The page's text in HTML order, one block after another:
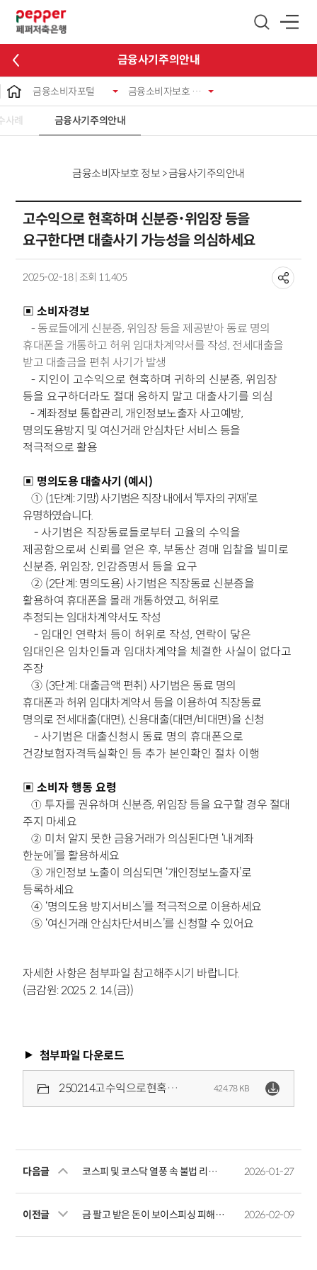
금융사기주의안내
금융소비자포털 금융소비자보호 정보
사례 금융사기주의안내
금융소비자보호 정보 > 금융사기주의안내
고수익으로 현혹하며 신분증･위임장 등을
요구한다면 대출사기 가능성을 의심하세요
2025-02-18 | 조회 11,405
▣ 소비자경보
- 동료들에게 신분증, 위임장 등을 제공받아 동료 명의
휴대폰을 개통하고 허위 임대차계약서를 작성, 전세대출을
받고 대출금을 편취 사기가 발생
- 지인이 고수익으로 현혹하며 귀하의 신분증, 위임장
등을 요구하더라도 절대 응하지 말고 대출사기를 의심
-계좌정보 통합관리, 개인정보노출자 사고예방,
명의도용방지 및 여신거래 안심차단 서비스 등을
적극적으로 활용
▣ 명의도용 대출사기 (예시)
① (1단계: 기망) 사기범은 직장 내에서 ‘투자의 귀재’로
유명하였습니다.
- 사기범은 직장동료들로부터 고율의 수익을
제공함으로써 신뢰를 얻은 후, 부동산 경매 입찰을 빌미로
신분증, 위임장, 인감증명서 등을 요구
② (2단계: 명의도용) 사기범은 직장동료 신분증을
활용하여 휴대폰을 몰래 개통하였고, 허위로
추정되는 임대차계약서도 작성
- 임대인 연락처 등이 허위로 작성, 연락이 닿은
임대인은 임차인들과 임대차계약을 체결한 사실이 없다고
주장
③ (3단계: 대출금액 편취) 사기범은 동료 명의
휴대폰과허위 임대차계약서 등을 이용하여 직장동료
명의로 전세대출(대면), 신용대출(대면/비대면)을 신청
- 사기범은 대출신청시 동료 명의 휴대폰으로
건강보험자격득실확인 등 추가 본인확인 절차 이행
▣ 소비자 행동 요령
① 투자를 권유하며 신분증, 위임장 등을 요구할 경우 절대
주지 마세요
② 미처 알지 못한 금융거래가 의심된다면 ‘내계좌
한눈에’를 활용하세요
③ 개인정보 노출이 의심되면 ‘개인정보노출자’로
등록하세요
④ ‘명의도용 방지서비스’를 적극적으로 이용하세요
⑤ ‘여신거래 안심차단서비스’를 신청할 수 있어요
자세한 사항은 첨부파일 참고해주시기 바랍니다.
(금감원: 2025. 2. 14.(금))
첨부파일 다운로드
250214고수익으로현혹하며신분증위임장등을요구한다면대출사기가능성을의심하세요.pdf 424.78 KB
다음글 코스피 및 코스닥 열풍 속 불법 리딩방이 기승, 금융소비자 각별히 주의 2026-01-27
이전글 금 팔고 받은 돈이 보이스피싱 피해금, 당신의 계좌가 사기범의 세탁통로로 이용될 수 있습니다 2026-02-09